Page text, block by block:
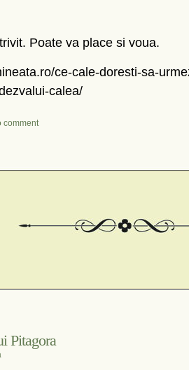
Poate va place si voua.
ce-cale-doresti-sa-
calea/
comment
Pitagora